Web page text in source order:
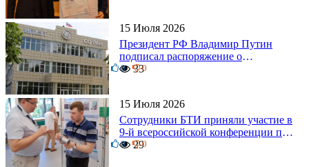
15 Июля 2026
Президент РФ Владимир Путин
подписал распоряжение о
поощрении граждан и трудовых
0 0
33
15 Июля 2026
Сотрудники БТИ приняли участие в
9-й всероссийской конференции по
задачам со свободными границами
0 0
29